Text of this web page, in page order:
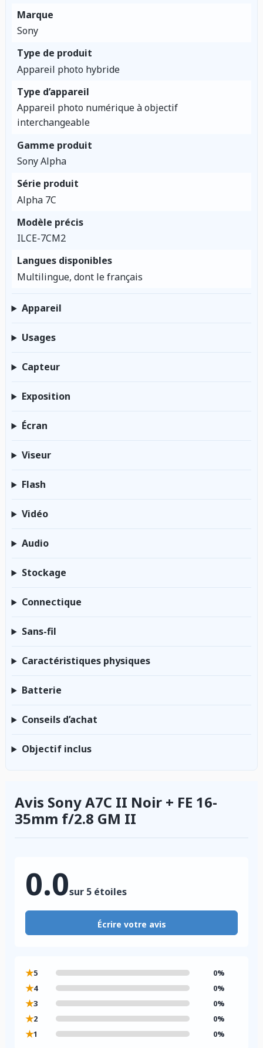
Marque
Sony
Type de produit
Appareil photo hybride
Type d’appareil
Appareil photo numérique à objectif
interchangeable
Gamme produit
Sony Alpha
Série produit
Alpha 7C
Modèle précis
ILCE-7CM2
Langues disponibles
Multilingue, dont le français
Appareil
Usages
Capteur
Exposition
Écran
Viseur
Flash
Vidéo
Audio
Stockage
Connectique
Sans-fil
Caractéristiques physiques
Batterie
Conseils d’achat
Objectif inclus
Avis Sony A7C II Noir + FE 16-
35mm f/2.8 GM II
0.0sur 5 étoiles
Écrire votre avis
★5 0%
★4 0%
★3 0%
★2 0%
★1 0%